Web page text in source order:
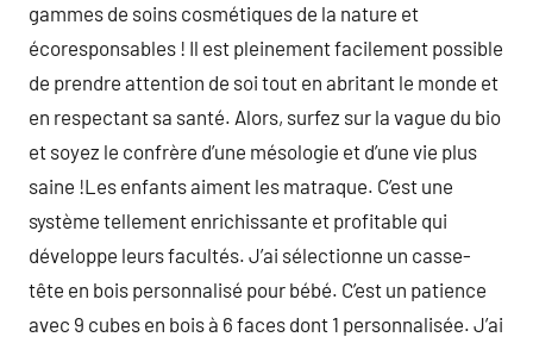
gammes de soins cosmétiques de la nature et
écoresponsables ! Il est pleinement facilement possible
de prendre attention de soi tout en abritant le monde et
en respectant sa santé. Alors, surfez sur la vague du bio
et soyez le confrère d’une mésologie et d’une vie plus
saine !Les enfants aiment les matraque. C’est une
système tellement enrichissante et profitable qui
développe leurs facultés. J’ai sélectionne un casse-
tête en bois personnalisé pour bébé. C’est un patience
avec 9 cubes en bois à 6 faces dont 1 personnalisée. J’ai